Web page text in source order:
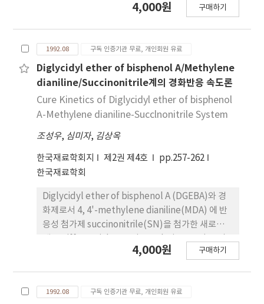
키결함이나, 고유전자결함도 자연적으로 포함된 억
적 결함을 발생하는 aliovalent 불순물이다. 삼성분
계이기 때문에 양이온간의 비화학양론이 발생하며
BaTiO3나 SrTiO3에서 수백 ppm이내의 AO나
TiO2의 용해도가 관찰되나, CaTiO3에서는 상당량의
CaO와 TiO2의 용해가 가능하다.
4,000원 구매하기
1992.08 구독 인증기관 무료, 개인회원 유료
Diglycidyl ether of bisphenol A/Methylene
dianiline/Succinonitrile계의 경화반응 속도론
Cure Kinetics of Diglycidyl ether of bisphenol
A-Methylene dianiline-Succlnonitrile System
조성우, 심미자, 김상옥
한국재료학회지 제2권 제4호
pp.257-262
한국재료학회
Diglycidyl ether of bisphenol A (DGEBA)와 경
화제로서 4, 4'-methylene dianiline(MDA) 에 반
응성 첨가제 succinonitrile(SN)을 첨가한 새로운
로 이용하여 30˚C부터 350˚C의 온도 범위에서 승온
미치는 영향을 해석 할 수 있는 kissinger식을 적용하
4,000원 구매하기
1992.08 구독 인증기관 무료, 개인회원 유료